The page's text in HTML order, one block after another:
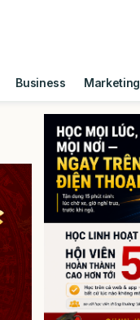
Business Marketing